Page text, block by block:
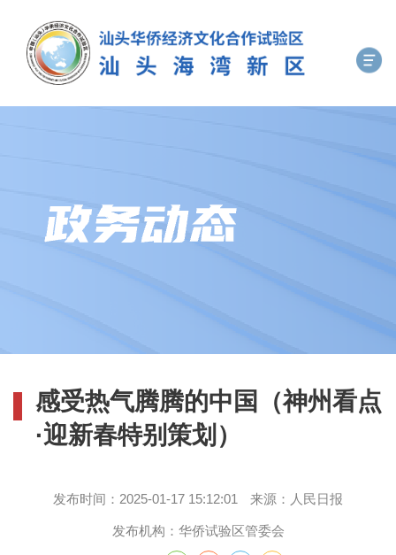
感受热气腾腾的中国（神州看点
·迎新春特别策划）
发布时间： 2025-01-17 15:12:01 来源： 人民日报
发布机构： 华侨试验区管委会